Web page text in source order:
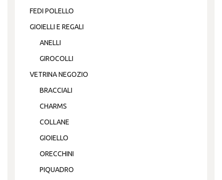
FEDI POLELLO
GIOIELLI E REGALI
ANELLI
GIROCOLLI
VETRINA NEGOZIO
BRACCIALI
CHARMS
COLLANE
GIOIELLO
ORECCHINI
PIQUADRO